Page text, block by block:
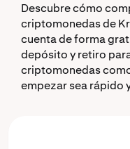
Descubre cómo
criptomonedas de
cuenta de forma
depósito y retiro
criptomonedas
empezar sea rápido